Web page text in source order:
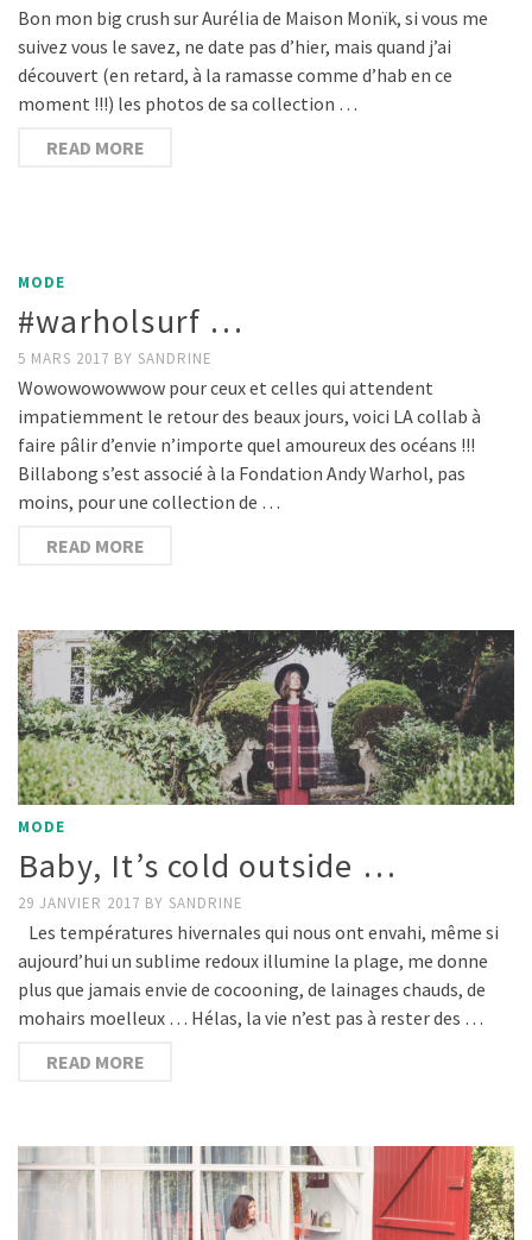
Bon mon big crush sur Aurélia de Maison Monïk, si vous me
suivez vous le savez, ne date pas d’hier, mais quand j’ai
découvert (en retard, à la ramasse comme d’hab en ce
moment !!!) les photos de sa collection …
READ MORE
MODE
#warholsurf …
5 MARS 2017 BY SANDRINE
Wowowowowwow pour ceux et celles qui attendent
impatiemment le retour des beaux jours, voici LA collab à
faire pâlir d’envie n’importe quel amoureux des océans !!!
Billabong s’est associé à la Fondation Andy Warhol, pas
moins, pour une collection de …
READ MORE
MODE
Baby, It’s cold outside …
29 JANVIER 2017 BY SANDRINE
Les températures hivernales qui nous ont envahi, même si
aujourd’hui un sublime redoux illumine la plage, me donne
plus que jamais envie de cocooning, de lainages chauds, de
mohairs moelleux … Hélas, la vie n’est pas à rester des …
READ MORE